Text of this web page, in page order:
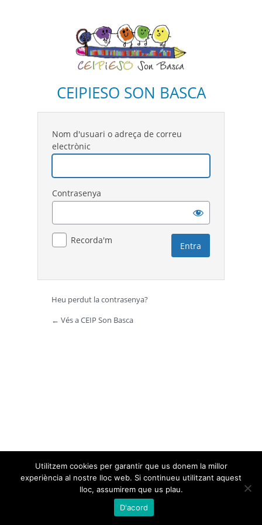
CEIPIESO SON BASCA
Nom d'usuari o adreça de correu
electrònic
Contrasenya
Recorda'm
Heu perdut la contrasenya?
← Vés a CEIP Son Basca
Utilitzem cookies per garantir que us donem la millor
experiència al nostre lloc web. Si continueu utilitzant aquest
lloc, assumirem que us plau.
D'acord